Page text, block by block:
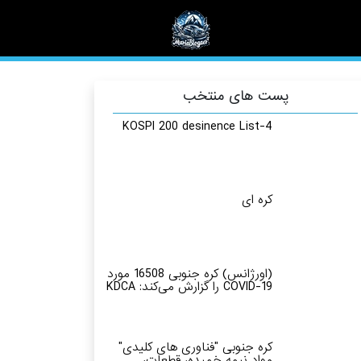
پست های منتخب
KOSPI 200 desinence List-4
کره ای
(اورژانس) کره جنوبی 16508 مورد
COVID-19 را گزارش می‌کند: KDCA
کره جنوبی "فناوری های کلیدی"